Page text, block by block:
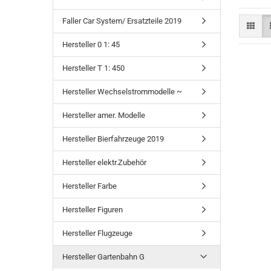
Faller Car System/ Ersatzteile 2019
Hersteller 0 1: 45
Hersteller T 1: 450
Hersteller Wechselstrommodelle ~
Hersteller amer. Modelle
Hersteller Bierfahrzeuge 2019
Hersteller elektr.Zubehör
Hersteller Farbe
Hersteller Figuren
Hersteller Flugzeuge
Hersteller Gartenbahn G